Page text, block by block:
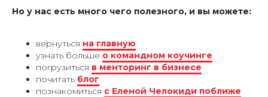
Но у нас есть много чего полезного, и вы можете:
вернуться на главную
узнать больше о командном коучинге
погрузиться в менторинг в бизнесе
почитать блог
познакомиться с Еленой Челокиди поближе